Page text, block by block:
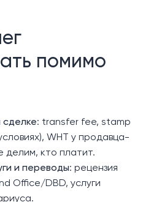
помимо
сделке: transfer fee, stamp
WHT у продавца-
делим, кто платит.
и переводы: рецензия
Office/DBD, услуги